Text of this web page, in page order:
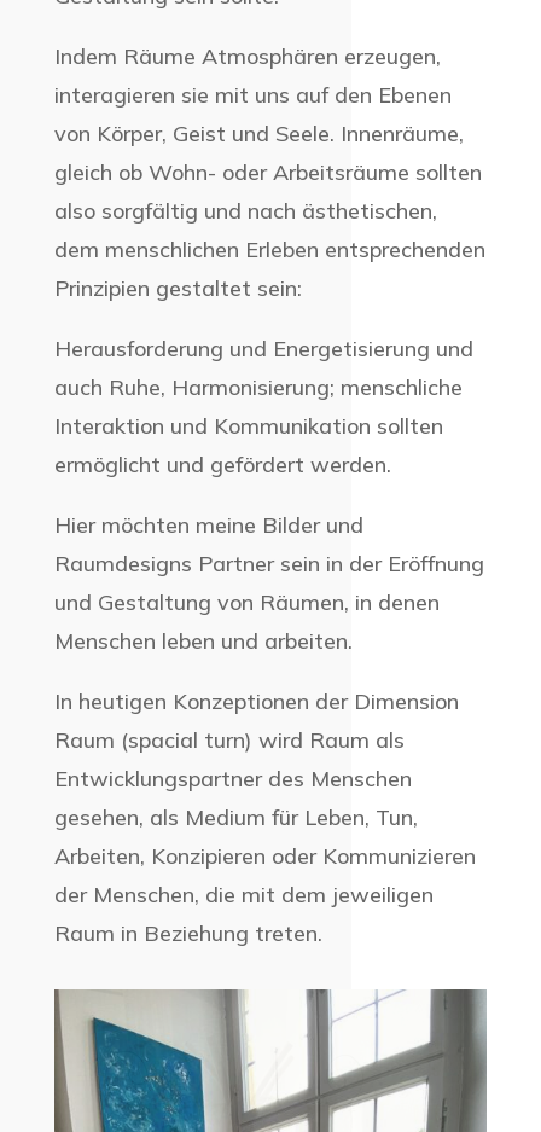
Indem Räume Atmosphären erzeugen,
interagieren sie mit uns auf den Ebenen
von Körper, Geist und Seele. Innenräume,
gleich ob Wohn- oder Arbeitsräume sollten
also sorgfältig und nach ästhetischen,
dem menschlichen Erleben entsprechenden
Prinzipien gestaltet sein:
Herausforderung und Energetisierung und
auch Ruhe, Harmonisierung; menschliche
Interaktion und Kommunikation sollten
ermöglicht und gefördert werden.
Hier möchten meine Bilder und
Raumdesigns Partner sein in der Eröffnung
und Gestaltung von Räumen, in denen
Menschen leben und arbeiten.
In heutigen Konzeptionen der Dimension
Raum (spacial turn) wird Raum als
Entwicklungspartner des Menschen
gesehen, als Medium für Leben, Tun,
Arbeiten, Konzipieren oder Kommunizieren
der Menschen, die mit dem jeweiligen
Raum in Beziehung treten.